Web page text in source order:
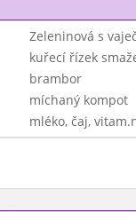
Zeleninová s
kuřecí řízek
brambor
míchaný kompot
mléko, čaj,